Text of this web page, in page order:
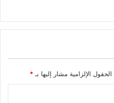
الحقول الإلزامية مشار إليها بـ *